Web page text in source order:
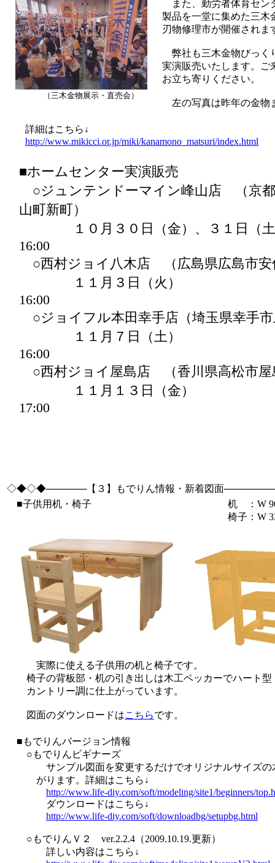
（三木金物展示・直売会）
また、勤労者体育セン
製品を一堂に集めた三木
刃物修理市が開催されま
弊社も三木金物びっく
実演販売いたします。ご
お立ち寄りください。
左の写真は昨年の金物
詳細はこちら↓
http://www.mikicci.or.jp/miki/kanamono_matsuri/index.html
■ホームセンター実演販売
○ジュンテンドーマイン峰山店 （京都
山町新町）
１０月３０日（金）、３１日（土
16:00
○西村ジョイ八木店 （広島県広島市安
１１月３日（火）
16:00
○ジョイフル本田幸手店（埼玉県幸手
１１月７日（土）
16:00
○西村ジョイ屋島店 （香川県高松市屋
１１月１３日（金）
17:00
◇◆◇◆──────【３】もでりん情報・新着図面
■子供用机・椅子
机 ： W
椅子：W
実際に使える子供用の机と椅子です。
椅子の背板部・机の引き出しは木工ペッカーでハート型
カントリー調に仕上がっています。
図面のダウンロードはこちらです。
■もでりんバージョン情報
○もでりんビギナーズ
サンプル図面を変更するだけでオリジナルサイズの
がります。詳細はこちら↓
http://www.life-diy.com/soft/modeling/site1/beginners/
ダウンロードはこちら↓
http://www.life-diy.com/soft/downloadbg/setupbg.html
○もでりんＶ２ ver.2.2.4（2009.10.19.更新）
詳しい内容はこちら↓